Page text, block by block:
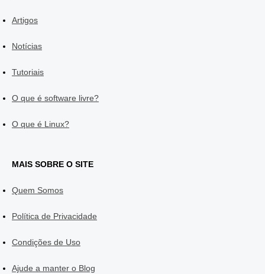
Artigos
Notícias
Tutoriais
O que é software livre?
O que é Linux?
MAIS SOBRE O SITE
Quem Somos
Política de Privacidade
Condições de Uso
Ajude a manter o Blog